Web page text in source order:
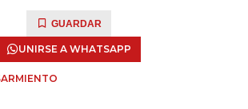
GUARDAR
UNIRSE A WHATSAPP